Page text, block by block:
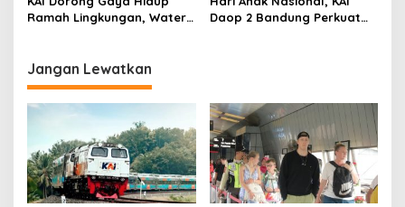
Ramah Lingkungan, Water
Daop 2 Bandung Perkuat
Jangan Lewatkan